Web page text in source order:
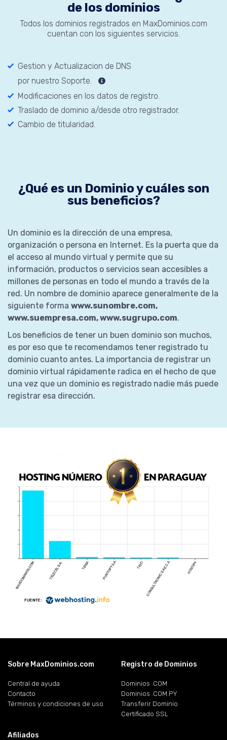
de los dominios
Todos los dominios registrados en MaxDominios.com
cuentan con los siguientes servicios.
Gestion y Actualizacion de DNS
por nuestro Soporte.
Modificaciones en los datos de registro.
Traslado de dominio a/desde otro registrador.
Cambio de titularidad.
¿Qué es un Dominio y cuáles son
sus beneficios?
Un dominio es la dirección de una empresa,
organización o persona en Internet. Es la puerta que da
el acceso al mundo virtual y permite que su
información, productos o servicios sean accesibles a
millones de personas en todo el mundo a través de la
red. Un nombre de dominio aparece generalmente de la
siguiente forma www.sunombre.com,
www.suempresa.com, www.sugrupo.com.
Los beneficios de tener un buen dominio son muchos,
es por eso que te recomendamos tener registrado tu
dominio cuanto antes. La importancia de registrar un
dominio virtual rápidamente radica en el hecho de que
una vez que un dominio es registrado nadie más puede
registrar esa dirección.
Sobre MaxDominios.com
Central de ayuda
Contacto
Términos y condiciones de uso
Afiliados
Registro de Dominios
Dominios .COM
Dominios .COM.PY
Transferir Dominio
Certificado SSL